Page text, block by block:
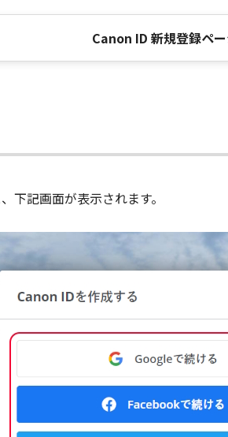
Canon ID 新規登録ペ
下記画面が表示されます。